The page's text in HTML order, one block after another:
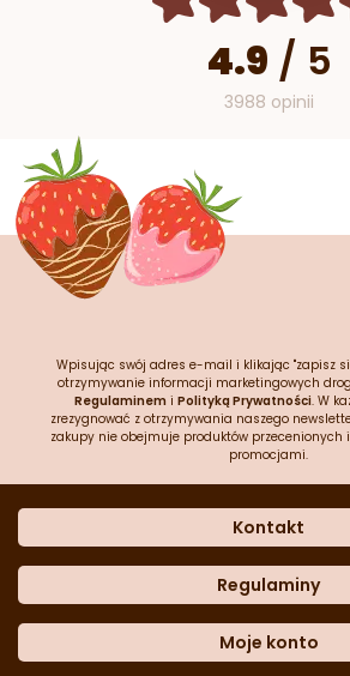
4.9 / 5
3988 opinii
Wpisując swój adres e-mail i klikając "zapisz
otrzymywanie informacji marketingowych
Regulaminem i Polityką Prywatności. W
zrezygnować z otrzymywania naszego
zakupy nie obejmuje produktów przecenionych
promocjami.
Kontakt
Dane kontaktowe
Często zadawane
Sklep stacjonarny
Formularz kontaktowy
Regulaminy
Polityka prywatności
Polityka cookies
Moje konto